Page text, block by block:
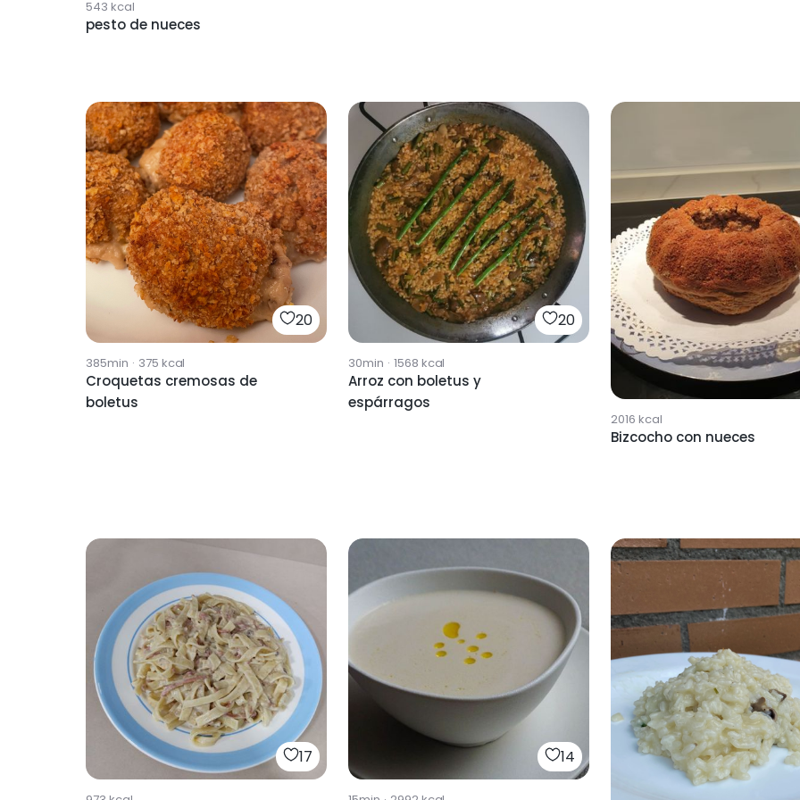
543 kcal
pesto de nueces
20
385min · 375 kcal
Croquetas cremosas de
boletus
20
30min · 1568 kcal
Arroz con boletus y
espárragos
2016 kcal
Bizcocho con nueces
17 14